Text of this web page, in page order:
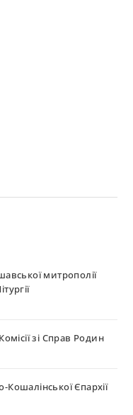
митрополії
зі Справ Родин
Єпархії